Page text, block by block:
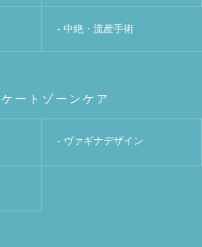
- 中絶・流産手術
ートゾーンケア
- ヴァギナデザイン